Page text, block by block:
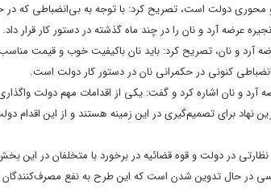
دولت است، تصریح کرد: با توجه به بی‌انضباطی که در
عرضه آرد و نان را در چند ماه گذشته در دستور کار قرار داد.
و نان، تصریح کرد: باید نان باکیفیت خوب و قیمت
کنونی در حکمرانی نان در دستور کار دولت است.
و نان اشاره کرد و گفت: یکی از اقدامات مهم دولت واگذاری
نهاد برای تصمیم‌گیری در این زمینه هستند و از این اقدام
در دولت و قوه قضائیه در برخورد با متخلفان در این
در حال تدوین شدن است که این طرح به نفع مصرف‌کنندگان